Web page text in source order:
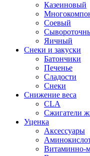
Казеиновый
Соевый
Яичный
Снеки и закуски
Батончики
Печенье
Сладости
Снеки
Снижение веса
CLA
Сжигатели
Уценка
Аксессуары
Витаминно-